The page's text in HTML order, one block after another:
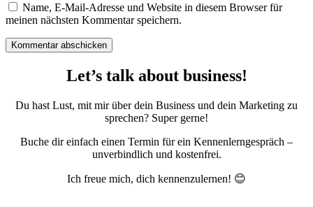
Name, E-Mail-Adresse und Website in diesem Browser für
meinen nächsten Kommentar speichern.
Kommentar abschicken
Let’s talk about business!
Du hast Lust, mit mir über dein Business und dein Marketing zu
sprechen? Super gerne!
Buche dir einfach einen Termin für ein Kennenlerngespräch –
unverbindlich und kostenfrei.
Ich freue mich, dich kennenzulernen! 😊